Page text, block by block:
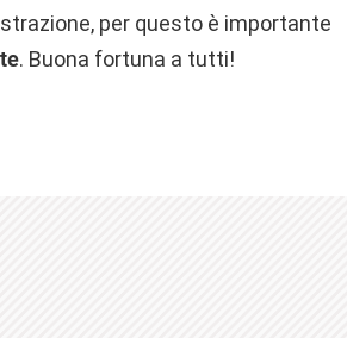
per questo è importante
. Buona fortuna a tutti!